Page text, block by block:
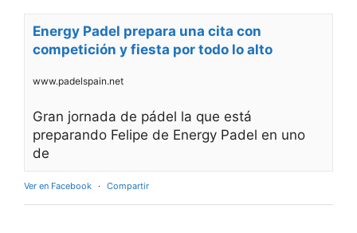
Energy Padel prepara una cita con
competición y fiesta por todo lo alto
www.padelspain.net
Gran jornada de pádel la que está
preparando Felipe de Energy Padel en uno
de
Ver en Facebook · Compartir